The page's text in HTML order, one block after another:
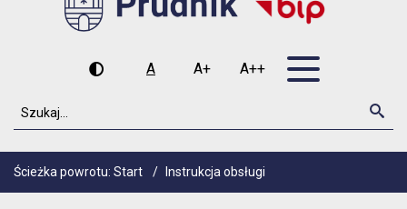
Wysoki kontrast
A
Czcionka domyślna
A+
Czcionka średnia
A++
Czcionka duża
Szukaj
Ścieżka powrotu: Start / Instrukcja obsługi